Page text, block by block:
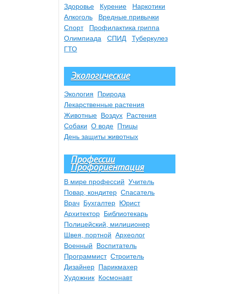
Здоровье
Курение
Наркотики
Алкоголь
Вредные привычки
Спорт
Профилактика гриппа
Олимпиада
СПИД
Туберкулез
ГТО
Экологические
Экология
Природа
Лекарственные растения
Животные Воздух Растения
Собаки О воде Птицы
День защиты животных
Профессии
Профориентация
В мире профессий Учитель
Повар, кондитер Спасатель
Врач Бухгалтер Юрист
Архитектор Библиотекарь
Полицейский, милиционер
Швея, портной Археолог
Военный
Воспитатель
Программист Строитель
Дизайнер Парикмахер
Художник Космонавт